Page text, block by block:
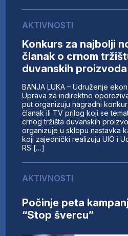
AKTIVNOSTI
Konkurs za najbolji
članak o crnom
duvanskih proizvoda
BANJA LUKA – Udruženje
Uprava za indirektno
put organizuju nagradni
članak ili TV prilog koji se
crnog tržišta duvanskih
organizuje u sklopu nastavka
koji zajednički realizuju UIO i
RS […]
AKTIVNOSTI
Počinje peta
“Stop švercu”